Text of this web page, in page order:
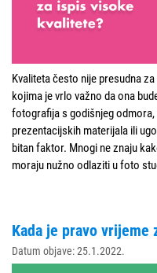
Kvaliteta često nije presudna
kojima je vrlo važno da ona
fotografija s godišnjeg
prezentacijskih materijala ili
bitan faktor. Mnogi ne znaju
moraju nužno odlaziti u foto
Kada je pravo vrijeme
Datum objave: 25.1.2022.